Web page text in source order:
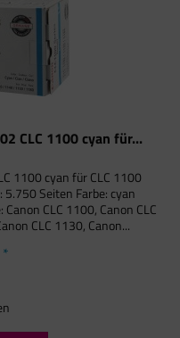
CLC 1100 cyan für...
1100 cyan für CLC 1100
Seiten Farbe: cyan
CLC 1100, Canon CLC
CLC 1130, Canon...